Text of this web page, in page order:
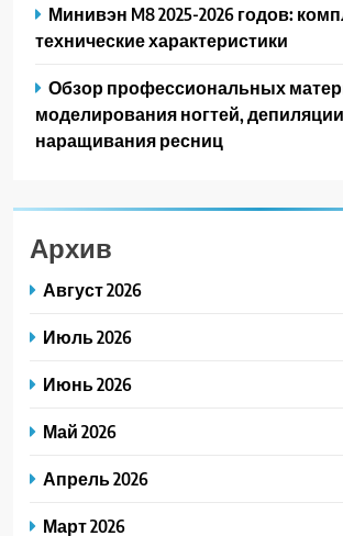
Минивэн M8 2025-2026 годов:
технические характеристики
Обзор профессиональных
моделирования ногтей,
наращивания ресниц
Архив
Август 2026
Июль 2026
Июнь 2026
Май 2026
Апрель 2026
Март 2026